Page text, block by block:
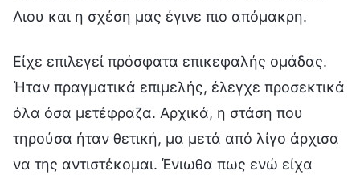
Λιου και η σχέση μας έγινε πιο απόμακρη.
Είχε επιλεγεί πρόσφατα επικεφαλής ομάδας.
Ήταν πραγματικά επιμελής, έλεγχε προσεκτικά
όλα όσα μετέφραζα. Αρχικά, η στάση που
τηρούσα ήταν θετική, μα μετά από λίγο άρχισα
να της αντιστέκομαι. Ένιωθα πως ενώ είχα